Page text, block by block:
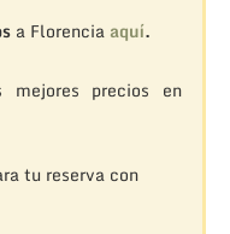
a Florencia aquí.
mejores precios en
tu reserva con